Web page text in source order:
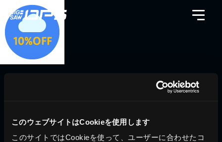
このウェブサイトはCookieを使用します
このサイトではCookieを使って、ユーザーに合わせたコ
ブログ
問い合わせ
運営会社